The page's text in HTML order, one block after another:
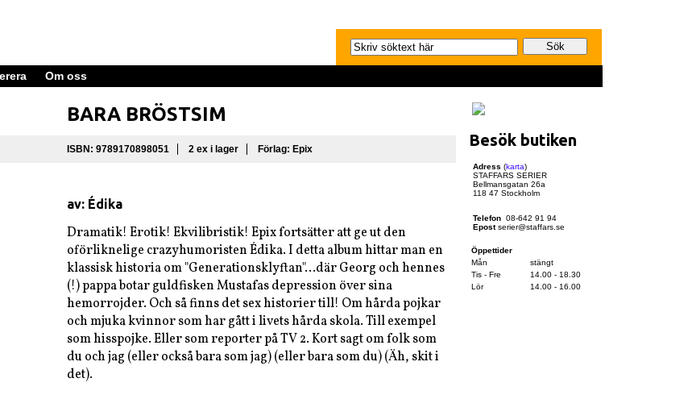
Om oss
BARA BRÖSTSIM
ISBN: 9789170898051 2 ex i lager Förlag: Epix
av: Édika
Dramatik! Erotik! Ekvilibristik! Epix fortsätter att ge ut den
oförliknelige crazyhumoristen Édika. I detta album hittar man en
klassisk historia om "Generationsklyftan"...där Georg och hennes
(!) pappa botar guldfisken Mustafas depression över sina
hemorrojder. Och så finns det sex historier till! Om hårda pojkar
och mjuka kvinnor som har gått i livets hårda skola. Till exempel
som hisspojke. Eller som reporter på TV 2. Kort sagt om folk som
du och jag (eller också bara som jag) (eller bara som du) (Äh, skit i
det).
Besök butiken
Adress (karta)
STAFFARS SERIER
Bellmansgatan 26a
118 47 Stockholm
Telefon 08-642 91 94
Epostserier@staffars.se
Öppettider
Mån
stängt
Tis - Fre
14.00 - 18.30
Lör
14.00 - 16.00